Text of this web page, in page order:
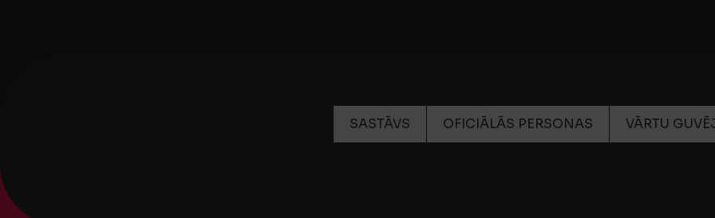
SASTĀVS OFICIĀLĀS PERSONAS VĀRTU